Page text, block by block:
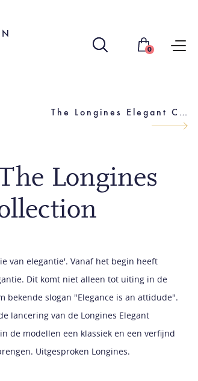
0
The Longines Elegant Collection
Longines
van elegantie'. Vanaf het begin heeft
Dit komt niet alleen tot uiting in de
bekende slogan "Elegance is an attidude".
lancering van de Longines Elegant
de modellen een klassiek en een verfijnd
Uitgesproken Longines.